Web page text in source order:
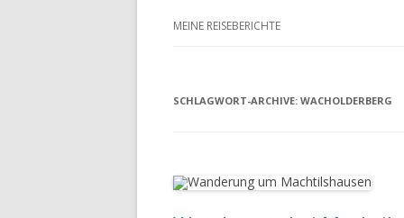
MEINE REISEBERICHTE
MEIN SCHWARZWALD URLAUB
SCHLAGWORT-ARCHIVE: WACHOLDERBERG